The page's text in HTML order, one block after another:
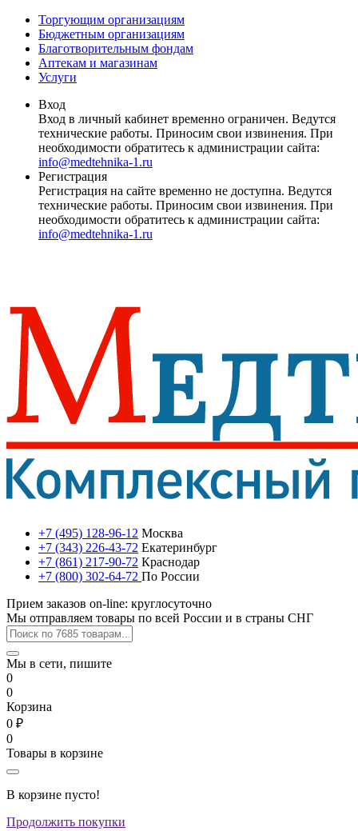
Торгующим организациям
Бюджетным организациям
Благотворительным фондам
Аптекам и магазинам
Услуги
Вход
Вход в личный кабинет временно ограничен. Ведутся
технические работы. Приносим свои извинения. При
необходимости обратитесь к администрации сайта:
info@medtehnika-1.ru
Регистрация
Регистрация на сайте временно не доступна. Ведутся
технические работы. Приносим свои извинения. При
необходимости обратитесь к администрации сайта:
info@medtehnika-1.ru
+7 (495) 128-96-12 Москва
+7 (343) 226-43-72 Екатеринбург
+7 (861) 217-90-72 Краснодар
+7 (800) 302-64-72 По России
Прием заказов on-line: круглосуточно
Мы отправляем товары по всей России и в страны СНГ
Мы в сети, пишите
0
0
Корзина
0 ₽
0
Товары в корзине
В корзине пусто!
Продолжить покупки